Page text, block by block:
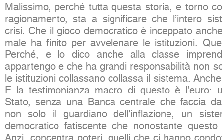
Malissimo, perché tutta questa storia, e torno
ragionamento, sta a significare che l’intero
crisi. Che il gioco democratico è inceppato
male ha finito per avvelenare le istituzioni.
Perché, e lo dico anche alla classe
appartengo e che ha grandi responsabilità non
le istituzioni collassano collassa il sistema.
E la testimonianza macro di questo è l’euro:
Stato, senza una Banca centrale che faccia
non solo il guardiano dell’inflazione, un
democratico fatiscente che nonostante
Anzi, concentra poteri, quelli che ci hanno